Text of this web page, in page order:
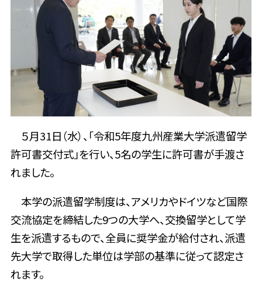
５月31日（水）、「令和5年度九州産業大学派遣留学
許可書交付式」を行い、5名の学生に許可書が手渡さ
れました。
本学の派遣留学制度は、アメリカやドイツなど国際
交流協定を締結した9つの大学へ、交換留学として学
生を派遣するもので、全員に奨学金が給付され、派遣
先大学で取得した単位は学部の基準に従って認定さ
れます。